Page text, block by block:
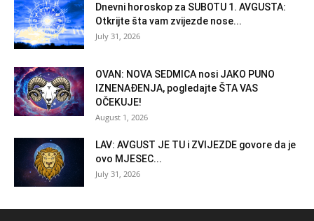
Dnevni horoskop za SUBOTU 1. AVGUSTA:
Otkrijte šta vam zvijezde nose...
July 31, 2026
OVAN: NOVA SEDMICA nosi JAKO PUNO
IZNENAĐENJA, pogledajte ŠTA VAS
OČEKUJE!
August 1, 2026
LAV: AVGUST JE TU i ZVIJEZDE govore da je
ovo MJESEC...
July 31, 2026